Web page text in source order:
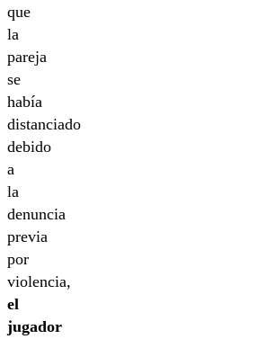
que
la
pareja
se
había
distanciado
debido
a
la
denuncia
previa
por
violencia,
el
jugador